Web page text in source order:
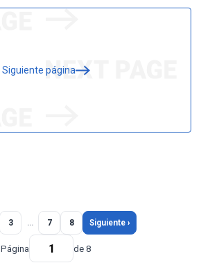
Siguiente página
3 … 7 8 Siguiente ›
Página de 8